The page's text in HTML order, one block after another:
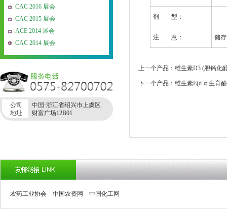
CAC 2016 展会
CAC 2015 展会
ACE 2014 展会
CAC 2014 展会
公司
地址
中国·浙江省绍兴市上虞区
财富广场12B01
剂 型：
注 意： 储
上一个产品：维生素D3 (胆钙化
下一个产品：维生素E(d-α-生育
农药工业协会 中国农资网 中国化工网